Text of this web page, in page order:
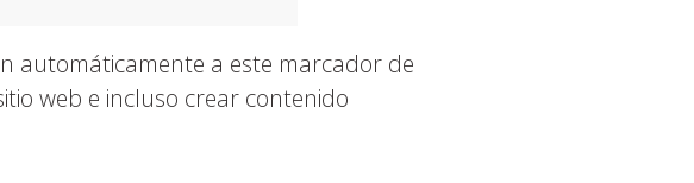
automáticamente a este marcador de
web e incluso crear contenido